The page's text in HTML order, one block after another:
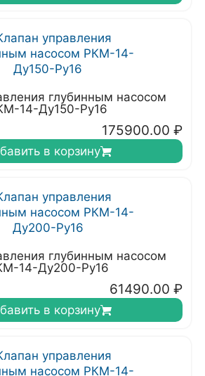
глубинным насосом
14-Ду150-Ру16
175900.00 ₽
в корзину
глубинным насосом
14-Ду200-Ру16
61490.00 ₽
в корзину